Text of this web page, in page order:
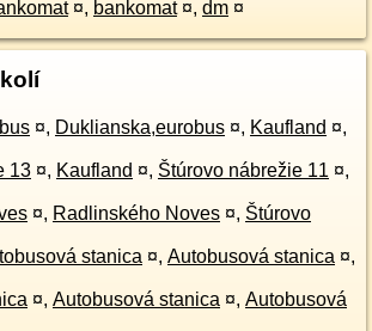
¤, bankomat ¤, dm ¤
¤, Duklianska,eurobus ¤, Kaufland ¤,
13 ¤, Kaufland ¤, Štúrovo nábrežie 11 ¤,
¤, Radlinského Noves ¤, Štúrovo
stanica ¤, Autobusová stanica ¤,
¤, Autobusová stanica ¤, Autobusová